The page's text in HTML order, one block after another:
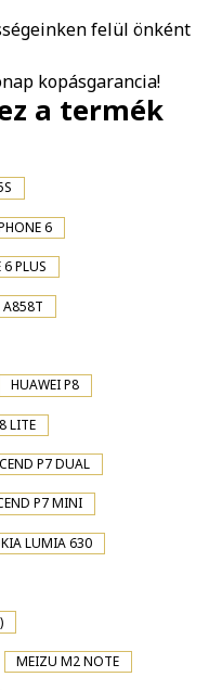
felül önként
kopásgarancia!
a termék
6
6 PLUS
A858T
HUAWEI P8
LITE
P7 DUAL
P7 MINI
LUMIA 630
MEIZU M2 NOTE